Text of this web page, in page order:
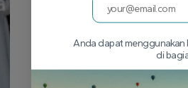
Anda dapat menggunakan
di